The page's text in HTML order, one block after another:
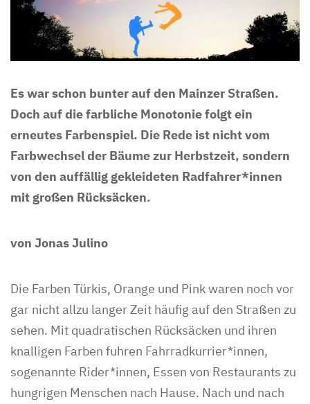
Es war schon bunter auf den Mainzer Straßen.
Doch auf die farbliche Monotonie folgt ein
erneutes Farbenspiel. Die Rede ist nicht vom
Farbwechsel der Bäume zur Herbstzeit, sondern
von den auffällig gekleideten Radfahrer*innen
mit großen Rücksäcken.
von Jonas Julino
Die Farben Türkis, Orange und Pink waren noch vor
gar nicht allzu langer Zeit häufig auf den Straßen zu
sehen. Mit quadratischen Rücksäcken und ihren
knalligen Farben fuhren Fahrradkurrier*innen,
sogenannte Rider*innen, Essen von Restaurants zu
hungrigen Menschen nach Hause. Nach und nach